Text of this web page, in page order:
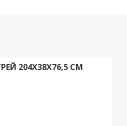
204X38X76,5 СМ